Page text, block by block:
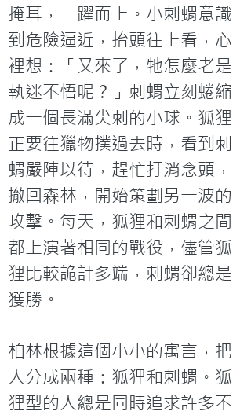
掩耳，一躍而上。小刺蝟意識
到危險逼近，抬頭往上看，心
裡想：「又來了，牠怎麼老是
執迷不悟呢？」刺蝟立刻蜷縮
成一個長滿尖刺的小球。狐狸
正要往獵物撲過去時，看到刺
蝟嚴陣以待，趕忙打消念頭，
撤回森林，開始策劃另一波的
攻擊。每天，狐狸和刺蝟之間
都上演著相同的戰役，儘管狐
狸比較詭計多端，刺蝟卻總是
獲勝。
柏林根據這個小小的寓言，把
人分成兩種：狐狸和刺蝟。狐
狸型的人總是同時追求許多不